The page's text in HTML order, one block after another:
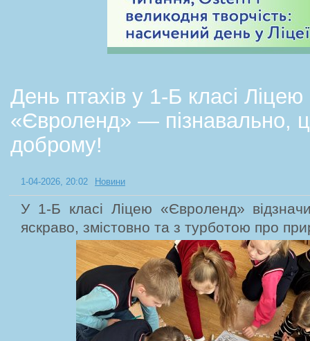
День птахів у 1-Б класі Ліцею
«Євроленд» — пізнавально,
доброму!
1-04-2026, 20:02 Новини
У 1-Б класі Ліцею «Євроленд»
яскраво, змістовно та з турботою про